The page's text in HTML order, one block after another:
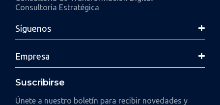
Consultoría Estratégica
Síguenos
Empresa
Suscribirse
Únete a nuestro boletín para recibir novedades y